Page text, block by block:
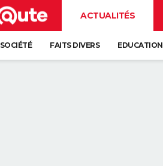
ACTUALITÉS
SOCIÉTÉ FAITS DIVERS EDUCATION